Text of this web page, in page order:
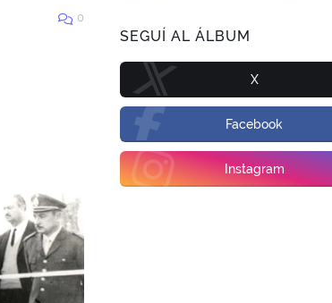
0
SEGUÍ AL ÁLBUM
X
Facebook
Instagram